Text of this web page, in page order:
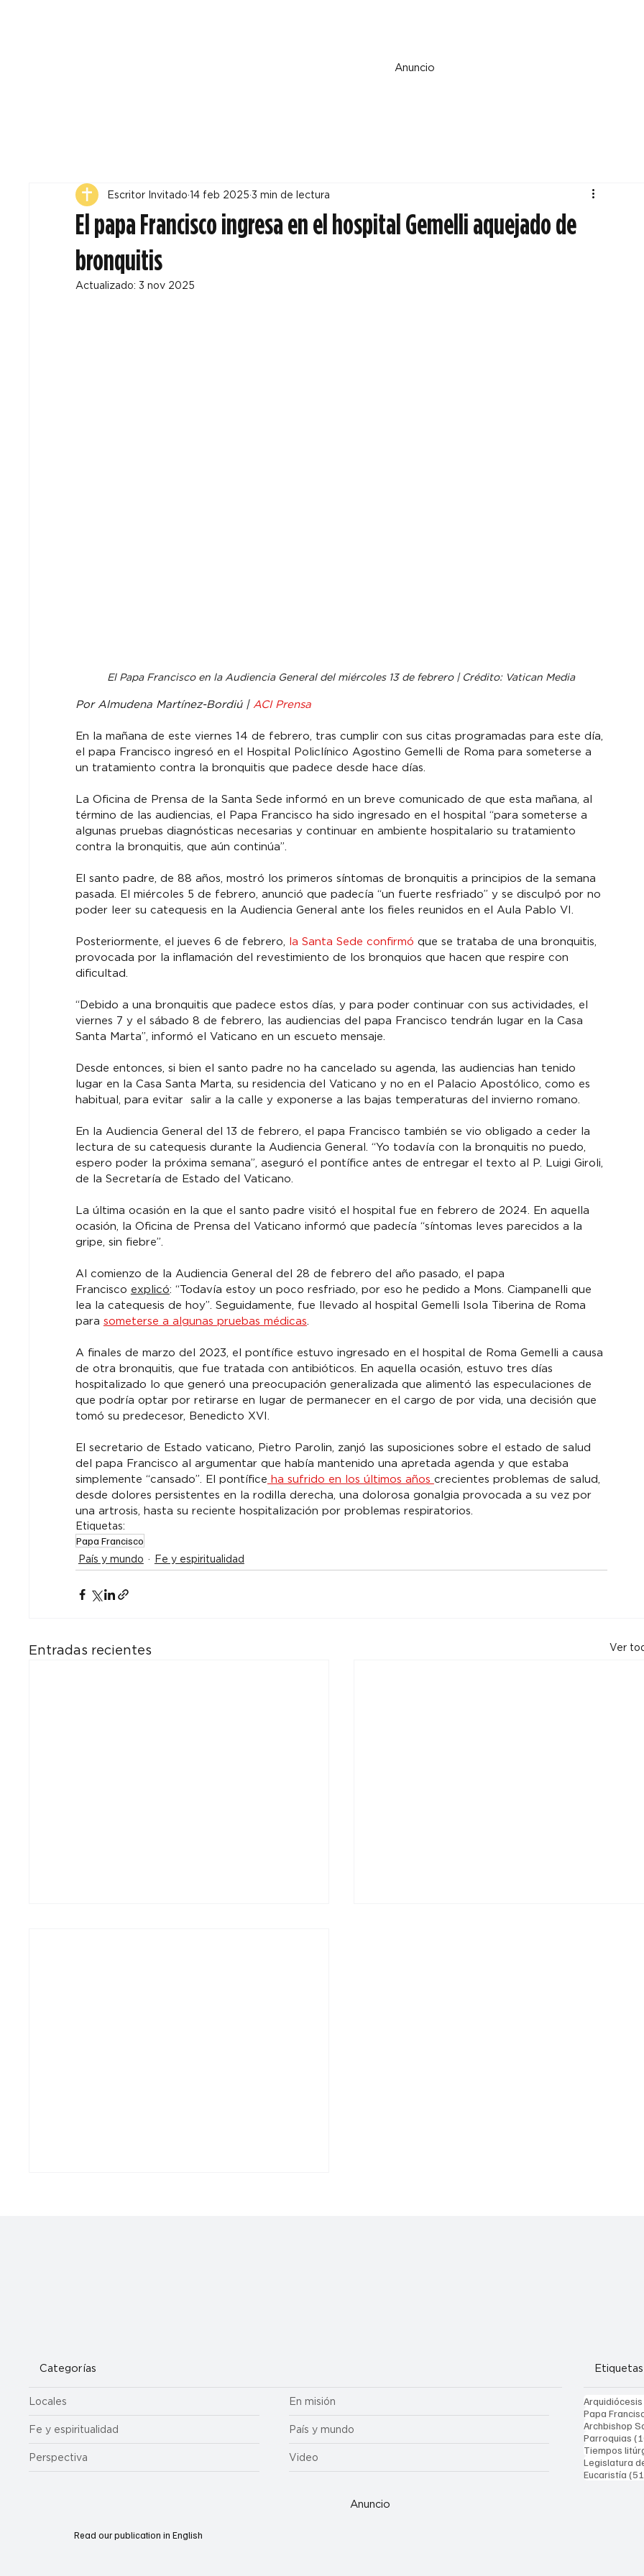
Anuncio
El papa Francisco ingresa en el hospital Gemelli aquejado de
bronquitis
Escritor Invitado 14 feb 2025 3 min de lectura
Actualizado: 3 nov 2025
El Papa Francisco en la Audiencia General del miércoles 13 de febrero | Crédito: Vatican Media
Por Almudena Martínez-Bordiú | ACI Prensa
En la mañana de este viernes 14 de febrero, tras cumplir con sus citas programadas para este día,
el papa Francisco ingresó en el Hospital Policlínico Agostino Gemelli de Roma para someterse a
un tratamiento contra la bronquitis que padece desde hace días.
La Oficina de Prensa de la Santa Sede informó en un breve comunicado de que esta mañana, al
término de las audiencias, el Papa Francisco ha sido ingresado en el hospital “para someterse a
algunas pruebas diagnósticas necesarias y continuar en ambiente hospitalario su tratamiento
contra la bronquitis, que aún continúa”.
El santo padre, de 88 años, mostró los primeros síntomas de bronquitis a principios de la semana
pasada. El miércoles 5 de febrero, anunció que padecía “un fuerte resfriado” y se disculpó por no
poder leer su catequesis en la Audiencia General ante los fieles reunidos en el Aula Pablo VI.
Posteriormente, el jueves 6 de febrero, la Santa Sede confirmó que se trataba de una bronquitis,
provocada por la inflamación del revestimiento de los bronquios que hacen que respire con
dificultad.
“Debido a una bronquitis que padece estos días, y para poder continuar con sus actividades, el
viernes 7 y el sábado 8 de febrero, las audiencias del papa Francisco tendrán lugar en la Casa
Santa Marta”, informó el Vaticano en un escueto mensaje.
Desde entonces, si bien el santo padre no ha cancelado su agenda, las audiencias han tenido
lugar en la Casa Santa Marta, su residencia del Vaticano y no en el Palacio Apostólico, como es
habitual, para evitar  salir a la calle y exponerse a las bajas temperaturas del invierno romano.
En la Audiencia General del 13 de febrero, el papa Francisco también se vio obligado a ceder la
lectura de su catequesis durante la Audiencia General. “Yo todavía con la bronquitis no puedo,
espero poder la próxima semana”, aseguró el pontífice antes de entregar el texto al P. Luigi Giroli,
de la Secretaría de Estado del Vaticano.
La última ocasión en la que el santo padre visitó el hospital fue en febrero de 2024. En aquella
ocasión, la Oficina de Prensa del Vaticano informó que padecía “síntomas leves parecidos a la
gripe, sin fiebre”.
Al comienzo de la Audiencia General del 28 de febrero del año pasado, el papa
Francisco explicó: “Todavía estoy un poco resfriado, por eso he pedido a Mons. Ciampanelli que
lea la catequesis de hoy”. Seguidamente, fue llevado al hospital Gemelli Isola Tiberina de Roma
para someterse a algunas pruebas médicas.
A finales de marzo del 2023, el pontífice estuvo ingresado en el hospital de Roma Gemelli a causa
de otra bronquitis, que fue tratada con antibióticos. En aquella ocasión, estuvo tres días
hospitalizado lo que generó una preocupación generalizada que alimentó las especulaciones de
que podría optar por retirarse en lugar de permanecer en el cargo de por vida, una decisión que
tomó su predecesor, Benedicto XVI.
El secretario de Estado vaticano, Pietro Parolin, zanjó las suposiciones sobre el estado de salud
del papa Francisco al argumentar que había mantenido una apretada agenda y que estaba
simplemente “cansado”. El pontífice ha sufrido en los últimos años crecientes problemas de salud,
desde dolores persistentes en la rodilla derecha, una dolorosa gonalgia provocada a su vez por
una artrosis, hasta su reciente hospitalización por problemas respiratorios.
Etiquetas:
Papa Francisco
País y mundo Fe y espiritualidad
Entradas recientes Ver
Cuando la misericordia nos llama por nuestro nombre: una
Categorías
Locales
Fe y espiritualidad
Perspectiva
En misión
País y mundo
Video
Papa
Archbishop
Parroquias
Tiempos
Legislatura
Eucaristía
Read our publication in English
Anuncio